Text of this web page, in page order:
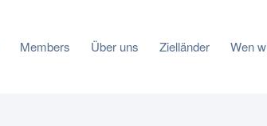
Members Über uns Zielländer Wen